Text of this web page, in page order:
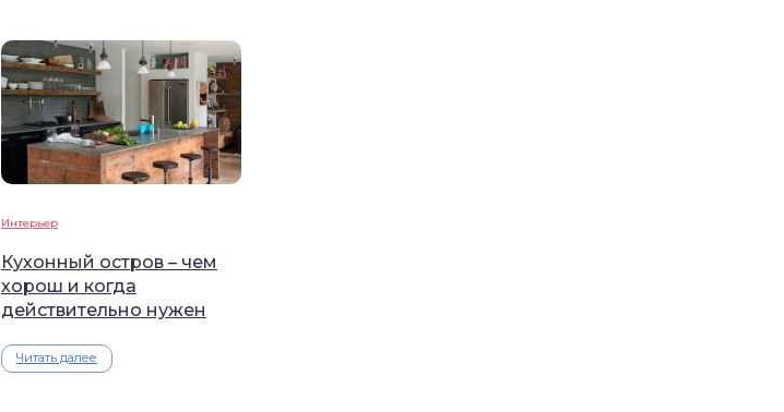
Интерьер
Кухонный остров – чем
хорош и когда
действительно нужен
Читать далее